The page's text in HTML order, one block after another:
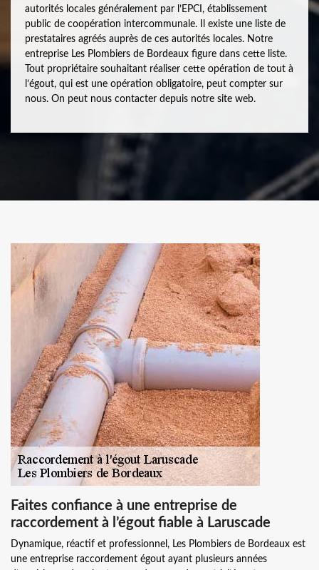
autorités locales généralement par l’EPCI, établissement
public de coopération intercommunale. Il existe une liste de
prestataires agréés auprès de ces autorités locales. Notre
entreprise Les Plombiers de Bordeaux figure dans cette liste.
Tout propriétaire souhaitant réaliser cette opération de tout à
l’égout, qui est une opération obligatoire, peut compter sur
nous. On peut nous contacter depuis notre site web.
Faites confiance à une entreprise de
raccordement à l’égout fiable à Laruscade
Dynamique, réactif et professionnel, Les Plombiers de Bordeaux est
une entreprise raccordement égout ayant plusieurs années